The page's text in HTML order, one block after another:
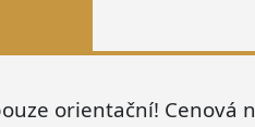
orientační!